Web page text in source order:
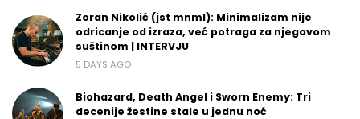
Zoran Nikolić (jst mnml): Minimalizam nije
odricanje od izraza, već potraga za njegovom
suštinom | INTERVJU
5 DAYS AGO
Biohazard, Death Angel i Sworn Enemy: Tri
decenije žestine stale u jednu noć